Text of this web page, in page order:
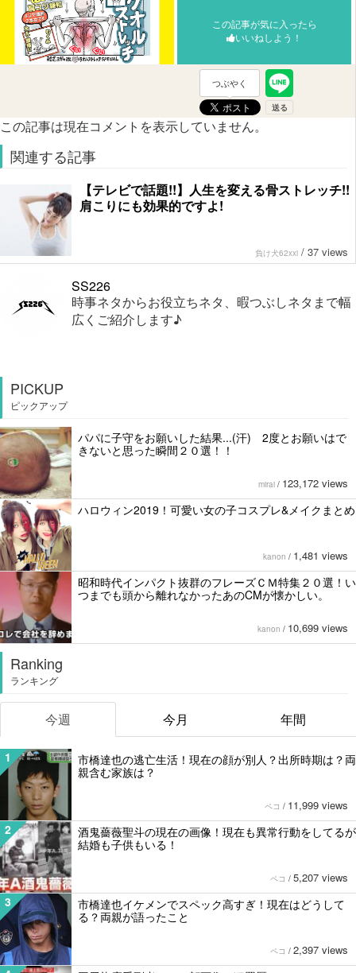
この記事が気に入ったら
いいねしよう！
つぶやく
この記事は現在コメントを表示していません。
関連する記事
【テレビで話題!!】人生を変える骨ストレッチ!!
肩こりにも効果的ですよ!
負け犬62xxi / 37 views
SS226
時事ネタからお役立ちネタ、暇つぶしネタまで幅
広くご紹介します♪
PICKUP
ピックアップ
パパに子守をお願いした結果...(汗) 2度とお願いはで
きないと思った瞬間２０選！！
mirai / 123,172 views
ハロウィン2019！可愛い女の子コスプレ&メイクまとめ
kanon / 1,481 views
昭和時代インパクト抜群のフレーズＣＭ特集２０選！い
つまでも頭から離れなかったあのCMが懐かしい。
kanon / 10,699 views
Ranking
ランキング
今週 今月 年間
1
市橋達也の逃亡生活！現在の顔が別人？出所時期は？両
親含む家族は？
ペコ / 11,999 views
2
酒鬼薔薇聖斗の現在の画像！現在も異常行動をしてるが
結婚も子供もいる！
ペコ / 5,207 views
3
市橋達也イケメンでスペック高すぎ！現在はどうして
る？両親が語ったこと
ペコ / 2,397 views